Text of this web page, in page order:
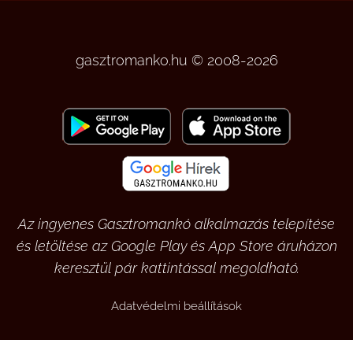
gasztromanko.hu © 2008-2026
Az ingyenes Gasztromankó alkalmazás telepítése
és letöltése az Google Play és App Store áruházon
keresztül pár kattintással megoldható.
Adatvédelmi beállítások